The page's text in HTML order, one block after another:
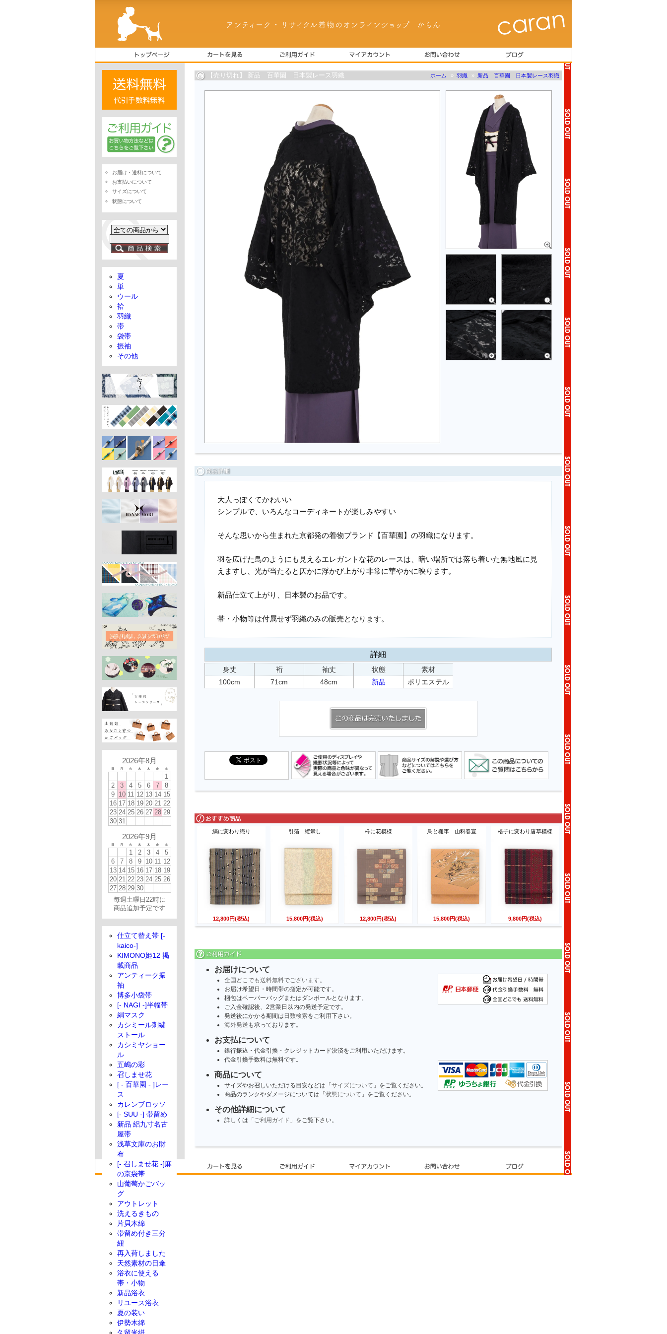
【売り切れ】 新品 百華園 日本製レース羽織 ホーム » 羽織 » 新品 百華園 日本製レース羽織
大人っぽくてかわいい
シンプルで、いろんなコーディネートが楽しみやすい
そんな思いから生まれた京都発の着物ブランド【百華園】の羽織になります。
羽を広げた鳥のようにも見えるエレガントな花のレースは、暗い場所では落ち着いた無地風に見
えますし、光が当たると仄かに浮かび上がり非常に華やかに映ります。
新品仕立て上がり、日本製のお品です。
帯・小物等は付属せず羽織のみの販売となります。
詳細
身丈
100cm
裄
71cm
袖丈
48cm
状態
新品
素材
ポリエステル
縞に変わり織り
12,800円(税込)
引箔 縦暈し
15,800円(税込)
枠に花模様
12,800円(税込)
鳥と槌車 山科春宣
15,800円(税込)
格子に変わり唐草模様
9,800円(税込)
お届けについて
全国どこでも送料無料でございます。
お届け希望日・時間帯の指定が可能です。
梱包はペーパーバッグまたはダンボールとなります。
ご入金確認後、2営業日以内の発送予定です。
発送後にかかる期間は 日数検索をご利用下さい。
海外発送 も承っております。
お支払について
銀行振込・代金引換・クレジットカード決済をご利用いただけます。
代金引換手数料は無料です。
商品について
サイズやお召しいただける目安などは「 サイズについて 」をご覧ください。
商品のランクやダメージについては「 状態について 」をご覧ください。
その他詳細について
詳しくは 「ご利用ガイド」 をご覧下さい。
お届け・送料について
お支払いについて
サイズについて
状態について
夏
単
ウール
袷
羽織
帯
袋帯
振袖
その他
2026年8月
日 月 火 水 木 金 土
1
2
3 4 5 6 7
8
9 10 11 12 13 14 15
16 17 18 19 20 21 22
23 24 25 26 27 28 29
30 31
2026年9月
日 月 火 水 木 金 土
1 2 3 4
5
6
7 8 9 10 11 12
13 14 15 16 17 18 19
20 21 22 23 24 25 26
27 28 29 30
毎週土曜日22時に
商品追加予定です
仕立て替え帯 [-
kaico-]
KIMONO姫12 掲
載商品
アンティーク振
袖
博多小袋帯
[- NAGI -]半幅帯
絹マスク
カシミール刺繍
ストール
カシミヤショー
ル
五嶋の彩
召しませ花
[ - 百華園 - ]レー
ス
カレンブロッソ
[- SUU -] 帯留め
新品 絽九寸名古
屋帯
浅草文庫のお財
布
[- 召しませ花 -]麻
の京袋帯
山葡萄かごバッ
グ
アウトレット
洗えるきもの
片貝木綿
帯留め付き三分
紐
再入荷しました
天然素材の日傘
浴衣に使える
帯・小物
新品浴衣
リユース浴衣
夏の装い
伊勢木綿